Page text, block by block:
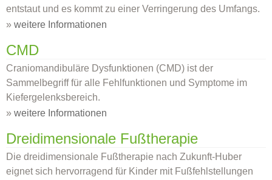
entstaut und es kommt zu einer Verringerung des Umfangs.
» weitere Informationen
CMD
Craniomandibuläre Dysfunktionen (CMD) ist der
Sammelbegriff für alle Fehlfunktionen und Symptome im
Kiefergelenksbereich.
» weitere Informationen
Dreidimensionale Fußtherapie
Die dreidimensionale Fußtherapie nach Zukunft-Huber
eignet sich hervorragend für Kinder mit Fußfehlstellungen